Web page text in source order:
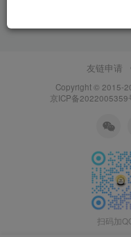
友链申请
Copyright © 2015-
京ICP备2022005359
扫码加